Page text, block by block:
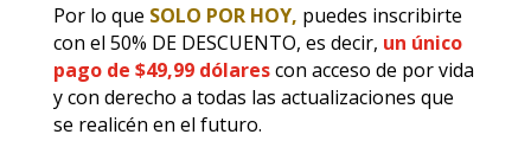
Por lo que SOLO POR HOY, puedes inscribirte
con el 50% DE DESCUENTO, es decir, un único
pago de $49,99 dólarescon acceso de por vida
y con derecho a todas las actualizaciones que
se realicén en el futuro.